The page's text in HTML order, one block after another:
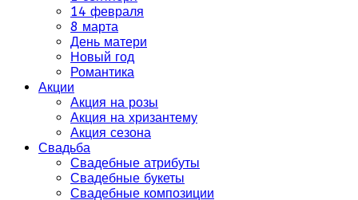
14 февраля
8 марта
День матери
Новый год
Романтика
Акции
Акция на розы
Акция на хризантему
Акция сезона
Свадьба
Свадебные атрибуты
Свадебные букеты
Свадебные композиции